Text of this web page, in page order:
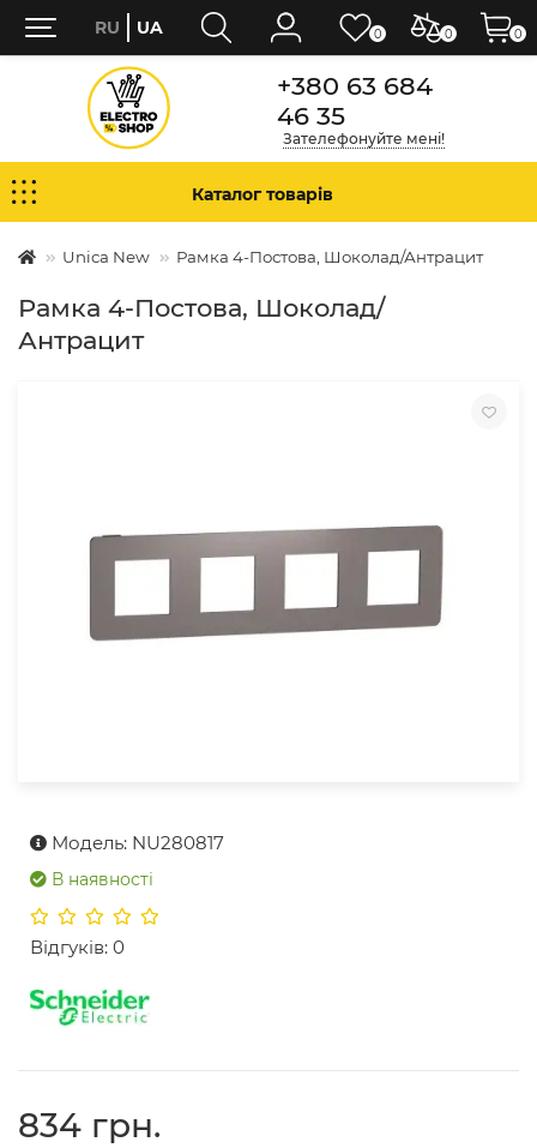
+380 63 684
46 35
Зателефонуйте мені!
Каталог товарів
Unica New Рамка 4-Постова, Шоколад/Антрацит
Рамка 4-Постова, Шоколад/
Антрацит
Модель: NU280817
В наявності
Відгуків: 0
834 грн.
0 0
RU UA 0